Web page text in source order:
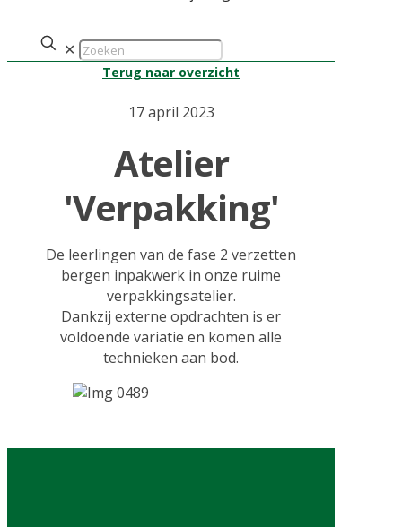
✕
Terug naar overzicht
17 april 2023
Atelier
'Verpakking'
De leerlingen van de fase 2 verzetten
bergen inpakwerk in onze ruime
verpakkingsatelier.
Dankzij externe opdrachten is er
voldoende variatie en komen alle
technieken aan bod.